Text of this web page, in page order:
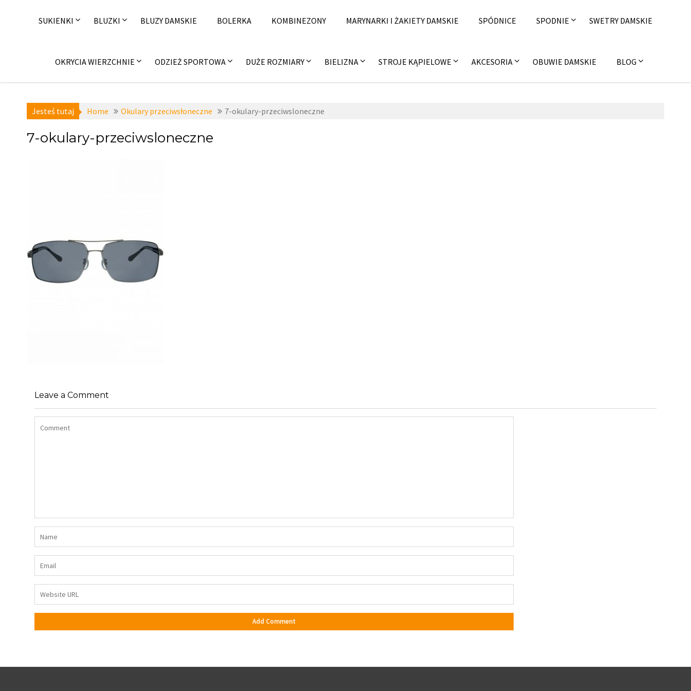
SUKIENKI BLUZKI BLUZY DAMSKIE BOLERKA KOMBINEZONY MARYNARKI I ŻAKIETY DAMSKIE SPÓDNICE SPODNIE SWETRY DAMSKIE
OKRYCIA WIERZCHNIE ODZIEŻ SPORTOWA DUŻE ROZMIARY BIELIZNA STROJE KĄPIELOWE AKCESORIA OBUWIE DAMSKIE BLOG
Jesteś tutaj Home Okulary przeciwsłoneczne 7-okulary-przeciwsloneczne
7-okulary-przeciwsloneczne
Leave a Comment